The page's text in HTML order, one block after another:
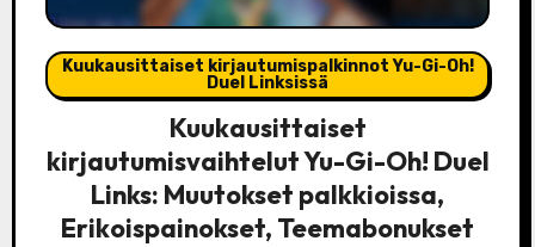
Kuukausittaiset kirjautumispalkinnot Yu-Gi-Oh!
Duel Linksissä
Kuukausittaiset
kirjautumisvaihtelut Yu-Gi-Oh! Duel
Links: Muutokset palkkioissa,
Erikoispainokset, Teemabonukset